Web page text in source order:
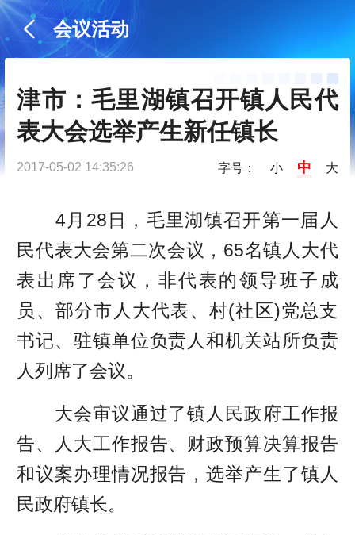
会议活动
津市：毛里湖镇召开镇人民代
表大会选举产生新任镇长
2017-05-02 14:35:26 字号： 小 中 大
4月28日，毛里湖镇召开第一届人
民代表大会第二次会议，65名镇人大代
表出席了会议，非代表的领导班子成
员、部分市人大代表、村(社区)党总支
书记、驻镇单位负责人和机关站所负责
人列席了会议。
大会审议通过了镇人民政府工作报
告、人大工作报告、财政预算决算报告
和议案办理情况报告，选举产生了镇人
民政府镇长。